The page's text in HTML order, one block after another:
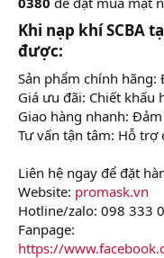
Khi nạp khí SCBA
được:​
Sản phẩm chính
Giá ưu đãi: Chiết khấu
Giao hàng nhanh:
Tư vấn tận tâm: Hỗ trợ
Liên hệ ngay để đặt
Website: promask.vn
Hotline/zalo: 098 333
Fanpage:
https://